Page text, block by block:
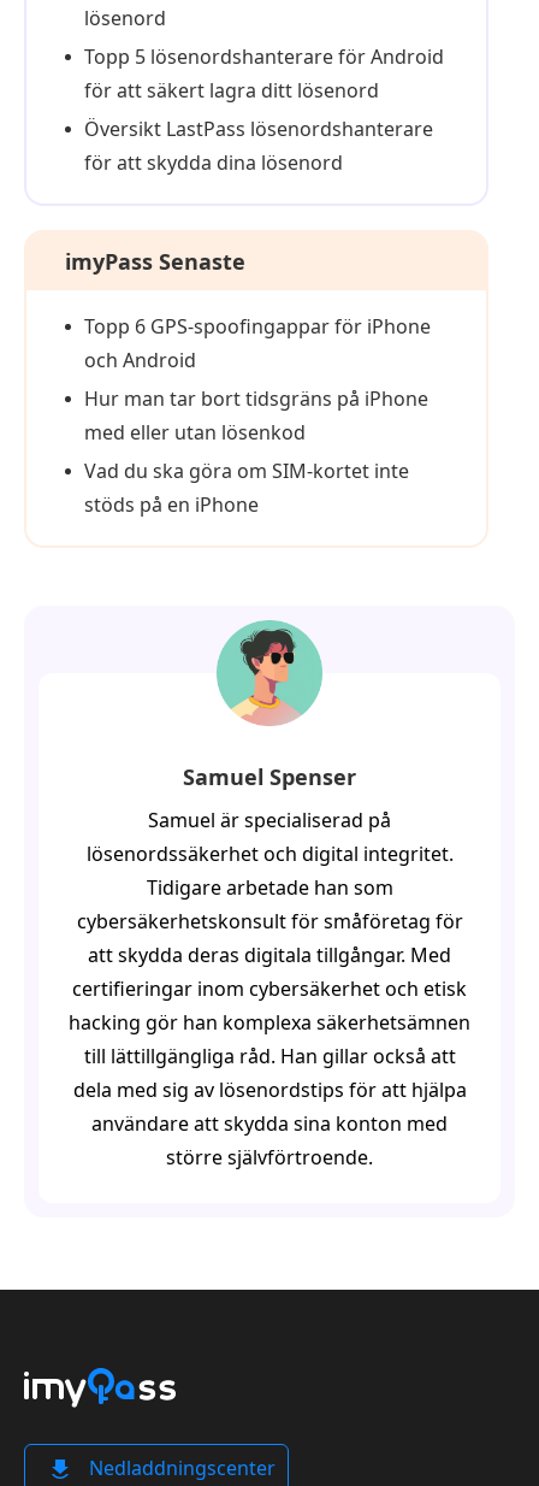
lösenord
Topp 5 lösenordshanterare för Android
för att säkert lagra ditt lösenord
Översikt LastPass lösenordshanterare
för att skydda dina lösenord
imyPass Senaste
Topp 6 GPS-spoofingappar för iPhone
och Android
Hur man tar bort tidsgräns på iPhone
med eller utan lösenkod
Vad du ska göra om SIM-kortet inte
stöds på en iPhone
Samuel Spenser
Samuel är specialiserad på
lösenordssäkerhet och digital integritet.
Tidigare arbetade han som
cybersäkerhetskonsult för småföretag för
att skydda deras digitala tillgångar. Med
certifieringar inom cybersäkerhet och etisk
hacking gör han komplexa säkerhetsämnen
till lättillgängliga råd. Han gillar också att
dela med sig av lösenordstips för att hjälpa
användare att skydda sina konton med
större självförtroende.
Nedladdningscenter